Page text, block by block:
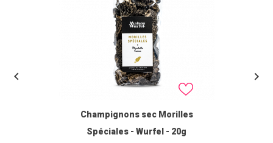
Champignons sec Morilles
Spéciales - Wurfel - 20g
 